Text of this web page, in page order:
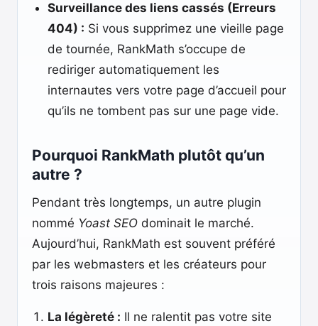
Surveillance des liens cassés (Erreurs
404) : Si vous supprimez une vieille page
de tournée, RankMath s’occupe de
rediriger automatiquement les
internautes vers votre page d’accueil pour
qu’ils ne tombent pas sur une page vide.
Pourquoi RankMath plutôt qu’un
autre ?
Pendant très longtemps, un autre plugin
nommé Yoast SEO dominait le marché.
Aujourd’hui, RankMath est souvent préféré
par les webmasters et les créateurs pour
trois raisons majeures :
La légèreté : Il ne ralentit pas votre site